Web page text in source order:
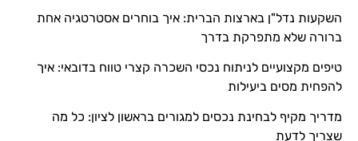
השקעות נדל"ן בארצות הברית: איך בוחרים אסטרטגיה אחת
ברורה שלא מתפרקת בדרך
טיפים מקצועיים לניתוח נכסי השכרה קצרי טווח בדובאי: איך
להפחית מסים ביעילות
מדריך מקיף לבחינת נכסים למגורים בראשון לציון: כל מה
שצריך לדעת